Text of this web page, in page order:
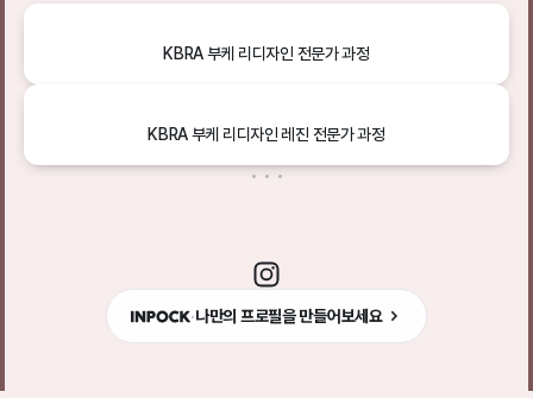
KBRA 부케 리디자인 전문가 과정
KBRA 부케 리디자인 레진 전문가 과정
·나만의 프로필을 만들어보세요